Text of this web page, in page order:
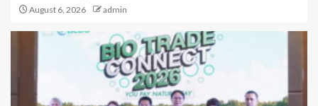
August 6, 2026 admin